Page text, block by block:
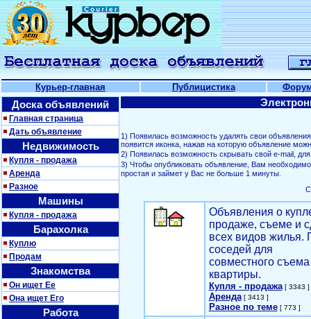
Курьер-главная Публицистика
Доска объявлений
Главная страница
Дать объявление
Недвижимость
Купля - продажа
Аренда
Разное
Машины
Купля - продажа
Барахолка
Куплю
Продам
Знакомства
Он ищет Ее
Она ищет Его
Работа
1) Появилась возможность удалять свои
появится иконка, нажав на которую объявление
2) Появилась возможность скрывать свой е-mail,
3) Чтобы опубликовать объявление, Вам
простая и займет у Вас не больше 1 минуты.
Объявления о
продаже, съеме и
всех видов жилья.
соседей для
совместного съема
квартиры.
Купля - продажа[ 3343 ]
Аренда[ 3413 ]
Разное по теме[ 773 ]